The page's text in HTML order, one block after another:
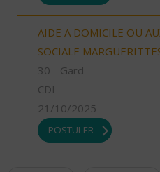
AIDE A DOMICILE OU
SOCIALE
30 - Gard
CDI
21/10/2025
POSTULER